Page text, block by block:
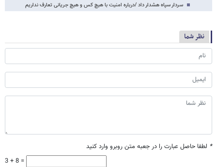
سردار سپاه هشدار داد /درباره امنیت با هیچ کس و هیچ جریانی تعارف نداریم
نظر شما
* لطفا حاصل عبارت را در جعبه متن روبرو وارد کنید
3 + 8 =